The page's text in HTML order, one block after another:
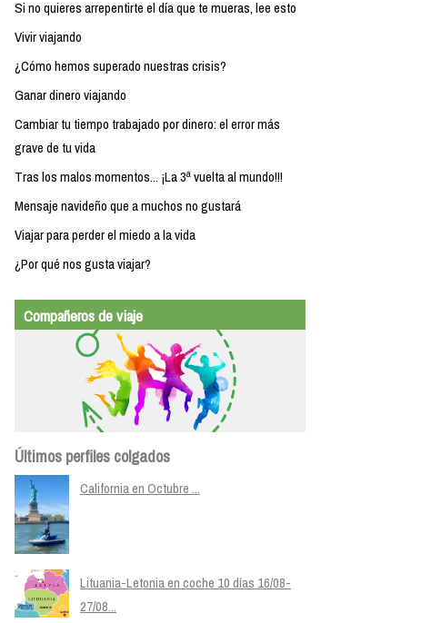
Si no quieres arrepentirte el día que te mueras, lee esto
Vivir viajando
¿Cómo hemos superado nuestras crisis?
Ganar dinero viajando
Cambiar tu tiempo trabajado por dinero: el error más
grave de tu vida
Tras los malos momentos... ¡La 3ª vuelta al mundo!!!
Mensaje navideño que a muchos no gustará
Viajar para perder el miedo a la vida
¿Por qué nos gusta viajar?
Compañeros de viaje
Últimos perfiles colgados
California en Octubre ...
Lituania-Letonia en coche 10 días 16/08-
27/08...